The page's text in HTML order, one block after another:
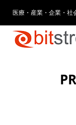
医療・産業・企業・社